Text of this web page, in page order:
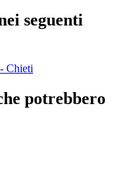
seguenti
Chieti
potrebbero